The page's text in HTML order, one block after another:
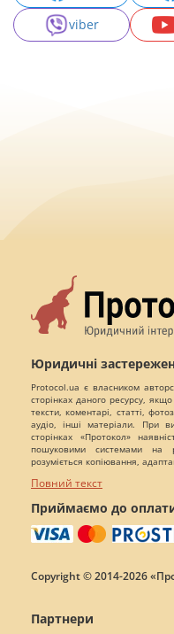
viber
Юридичні
Protocol.ua є власником
сторінках даного ресурсу,
тексти, коментарі, статті,
аудіо, інші матеріали. При
сторінках «Протокол»
пошуковими системами на
розуміється копіювання,
Повний текст
Приймаємо до
Copyright © 2014-2026
Партнери